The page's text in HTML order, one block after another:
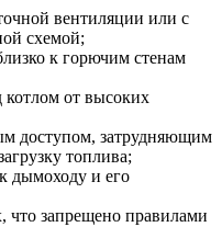
вентиляции или с
схемой;
к горючим стенам
котлом от высоких
доступом, затрудняющим
топлива;
дымоходу и его
что запрещено правилами